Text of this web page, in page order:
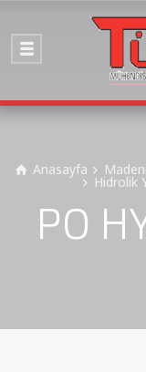
Anasayfa
Hidrolik
PO